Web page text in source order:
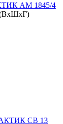
AM 1845/4
(ВхШхГ)